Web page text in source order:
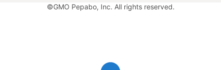
©GMO Pepabo, Inc. All rights reserved.